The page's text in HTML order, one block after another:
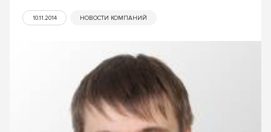
10.11.2014 НОВОСТИ КОМПАНИЙ